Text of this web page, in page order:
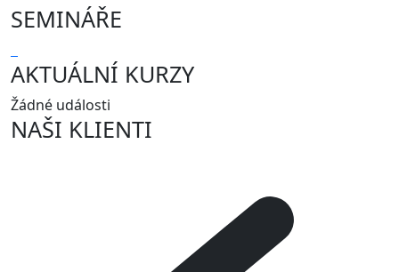
SEMINÁŘE
AKTUÁLNÍ KURZY
Žádné události
NAŠI KLIENTI